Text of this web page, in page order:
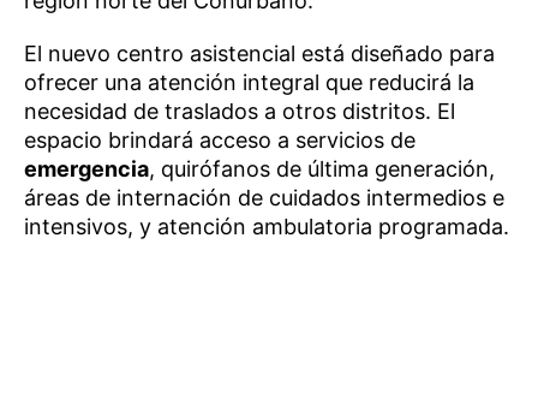
El nuevo centro asistencial está diseñado para
ofrecer una atención integral que reducirá la
necesidad de traslados a otros distritos. El
espacio brindará acceso a servicios de
emergencia, quirófanos de última generación,
áreas de internación de cuidados intermedios e
intensivos, y atención ambulatoria programada.